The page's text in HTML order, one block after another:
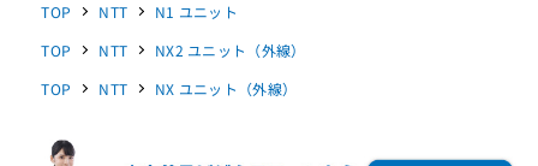
TOP NTT
N1 ユニット
TOP
NTT
NX2 ユニット（外線）
TOP
NTT NX ユニット（外線）